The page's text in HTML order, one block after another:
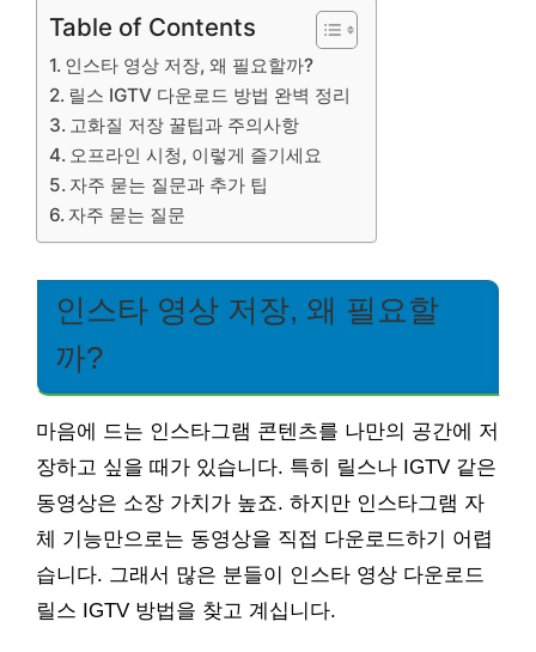
Table of Contents
인스타 영상 저장, 왜 필요할까?
릴스 IGTV 다운로드 방법 완벽 정리
고화질 저장 꿀팁과 주의사항
오프라인 시청, 이렇게 즐기세요
자주 묻는 질문과 추가 팁
자주 묻는 질문
인스타 영상 저장, 왜 필요할
까?
마음에 드는 인스타그램 콘텐츠를 나만의 공간에 저
장하고 싶을 때가 있습니다. 특히 릴스나 IGTV 같은
동영상은 소장 가치가 높죠. 하지만 인스타그램 자
체 기능만으로는 동영상을 직접 다운로드하기 어렵
습니다. 그래서 많은 분들이 인스타 영상 다운로드
릴스 IGTV 방법을 찾고 계십니다.